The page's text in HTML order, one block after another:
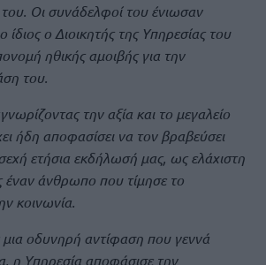
Οι συνάδελφοί του ένιωσαν
ίδιος ο Διοικητής της Υπηρεσίας του
ηθικής αμοιβής για την
του.
την αξία και το μεγαλείο
ήδη αποφασίσει να τον βραβεύσει
ετήσια εκδήλωσή μας, ως ελάχιστη
έναν άνθρωπο που τίμησε το
κοινωνία.
οδυνηρή αντίφαση που γεννά
η Υπηρεσία αποφάσισε την